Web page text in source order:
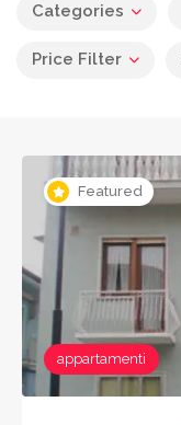
Categories
Price Filter
Featured
appartamenti